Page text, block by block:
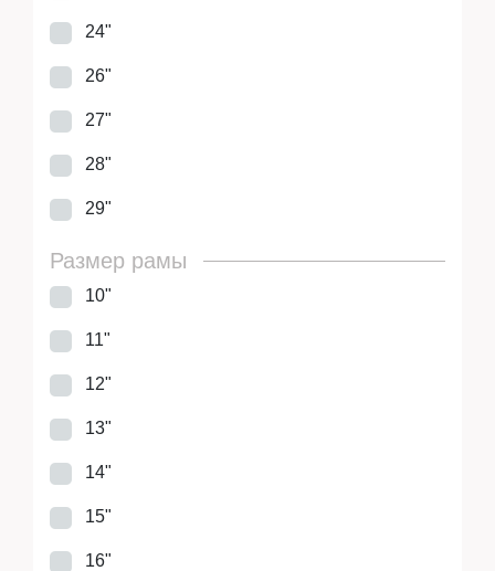
24"
26"
27"
28"
29"
Размер рамы
10"
11"
12"
13"
14"
15"
16"